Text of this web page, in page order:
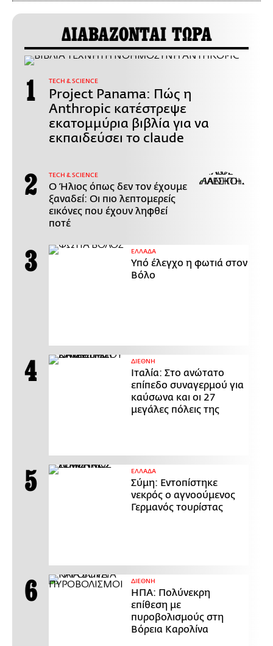
ΔΙΑΒΑΖΟΝΤΑΙ ΤΩΡΑ
ΤECH & SCIENCE
Project Panama: Πώς η
Anthropic κατέστρεψε
εκατομμύρια βιβλία για να
εκπαιδεύσει το claude
ΤECH & SCIENCE
Ο Ήλιος όπως δεν τον έχουμε
ξαναδεί: Οι πιο λεπτομερείς
εικόνες που έχουν ληφθεί
ποτέ
ΕΛΛΑΔΑ
Υπό έλεγχο η φωτιά στον
Βόλο
ΔΙΕΘΝΗ
Ιταλία: Στο ανώτατο
επίπεδο συναγερμού για
καύσωνα και οι 27
μεγάλες πόλεις της
ΕΛΛΑΔΑ
Σύμη: Εντοπίστηκε
νεκρός ο αγνοούμενος
Γερμανός τουρίστας
ΔΙΕΘΝΗ
ΗΠΑ: Πολύνεκρη
επίθεση με
πυροβολισμούς στη
Βόρεια Καρολίνα